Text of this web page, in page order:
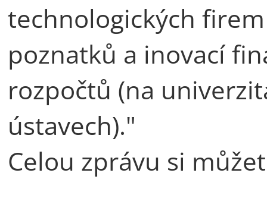
technologických
poznatků a inovací
rozpočtů (na
ústavech)."
Celou zprávu si